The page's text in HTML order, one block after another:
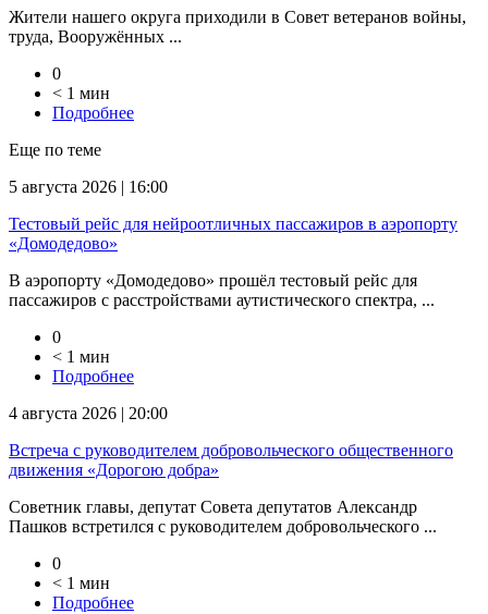
Жители нашего округа приходили в Совет ветеранов войны,
труда, Вооружённых ...
0
< 1 мин
Подробнее
Еще по теме
5 августа 2026 | 16:00
Тестовый рейс для нейроотличных пассажиров в аэропорту
«Домодедово»
В аэропорту «Домодедово» прошёл тестовый рейс для
пассажиров с расстройствами аутистического спектра, ...
0
< 1 мин
Подробнее
4 августа 2026 | 20:00
Встреча с руководителем добровольческого общественного
движения «Дорогою добра»
Советник главы, депутат Совета депутатов Александр
Пашков встретился с руководителем добровольческого ...
0
< 1 мин
Подробнее